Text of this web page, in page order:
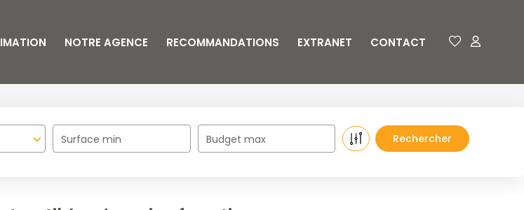
NOTRE AGENCE RECOMMANDATIONS EXTRANET CONTACT
Surface min Budget max